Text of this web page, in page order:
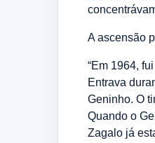
A ascensão
“Em 1964,
Entrava
Geninho. O
Quando o
Zagalo já